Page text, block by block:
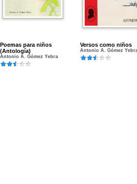
Poemas para niños
(Antología)
Antonio A. Gómez Yebra
Versos como niños
Antonio A. Gómez